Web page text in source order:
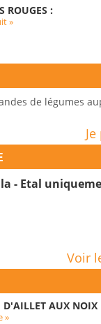
ROUGES :
»
de légumes
- Etal
Voir
D'AILLET AUX NOIX
»